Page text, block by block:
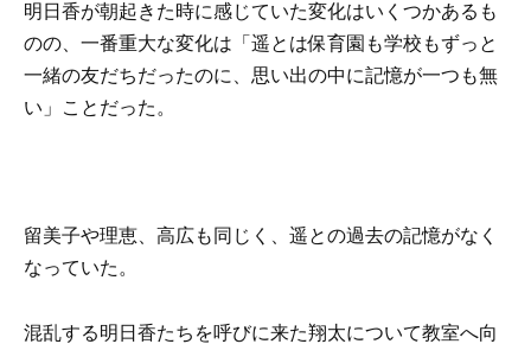
明日香が朝起きた時に感じていた変化はいくつかあるも
のの、一番重大な変化は「 遥とは保育園も学校もずっと
一緒の友だちだったのに、思い出の中に記憶が一つも無
い 」ことだった。
留美子や理恵、高広も同じく、遥との過去の記憶がなく
なっていた。
混乱する明日香たちを呼びに来た翔太について教室へ向